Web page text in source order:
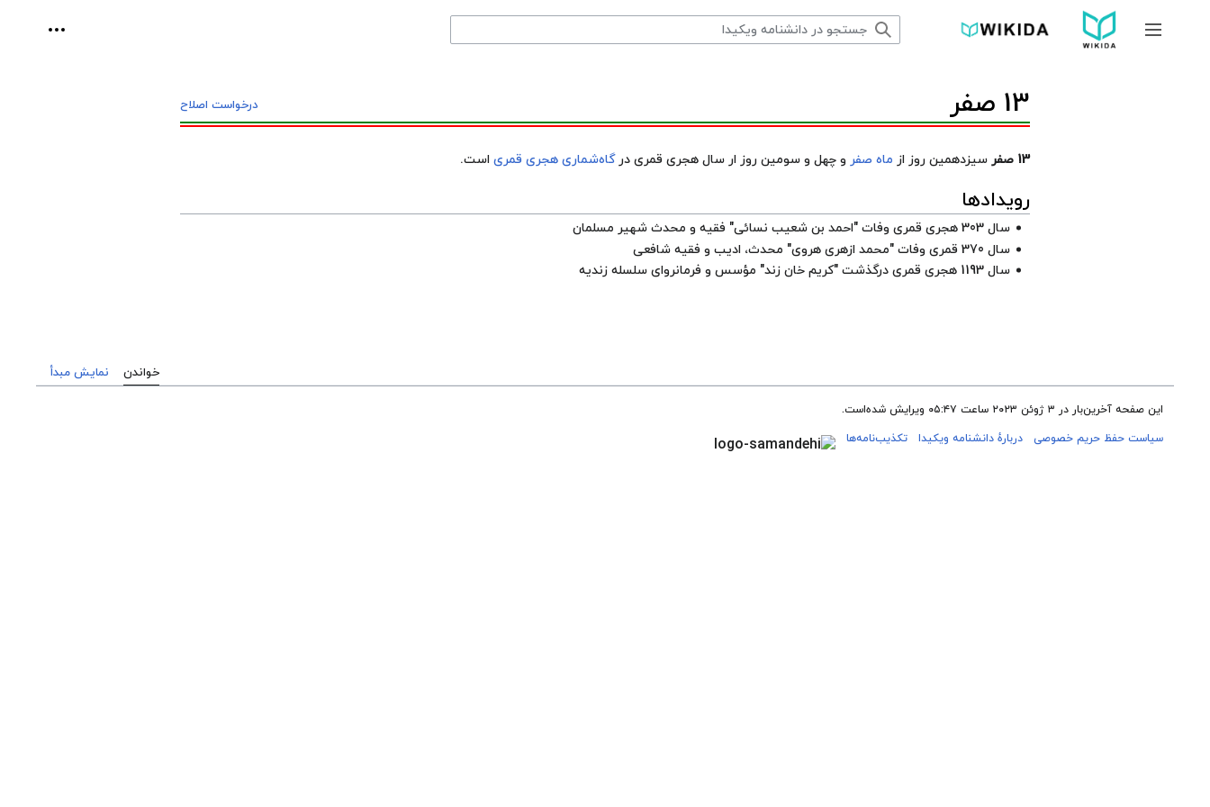
جمع و باز کردن نوار کناری ابزارهای
درخواست اصلاح 13 صفر
13 صفر سیزدهمین روز از ماه صفر و چهل و سومین روز ار سال هجری قمری درگاه‌شماری هجری قمری است.
رویدادها
سال 303 هجری قمری وفات " احمد بن شعیب نسائی" فقیه و محدث شهیر مسلمان
سال 370 قمری وفات "
محمد ازهری هروی" محدث، ادیب و فقیه شافعی
سال 1193 هجری قمری درگذشت "
کریم خان زند" مؤسس و فرمانروای سلسله زندیه
خواندن نمایش مبدأ
این صفحه آخرین‌بار در ‏۳ ژوئن ۲۰۲۳ ساعت ‏۰۵:۴۷ ویرایش شده‌است.
سیاست حفظ حریم خصوصی
دربارهٔ دانشنامه ویکیدا تکذیب‌نامه‌ها